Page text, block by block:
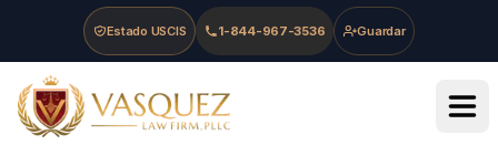
Skip to main content
Skip to navigation
Skip to footer
Estado USCIS 1-844-967-3536 Guardar
Vasquez Law Firm - Home